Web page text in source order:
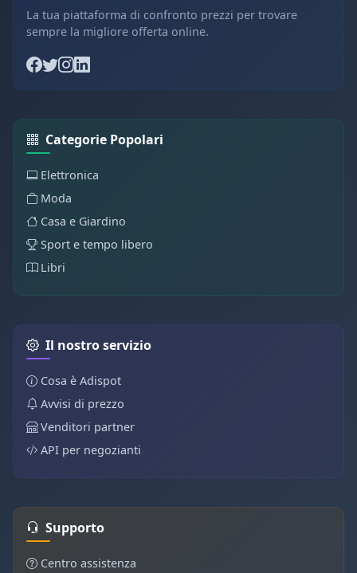
La tua piattaforma di confronto prezzi per trovare
sempre la migliore offerta online.
Categorie Popolari
Elettronica
Moda
Casa e Giardino
Sport e tempo libero
Libri
Il nostro servizio
Cosa è Adispot
Avvisi di prezzo
Venditori partner
API per negozianti
Supporto
Centro assistenza